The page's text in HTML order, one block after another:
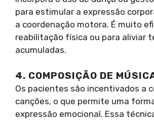
para estimular a expressão
a coordenação motora. É muito
reabilitação física ou para aliviar
acumuladas.
4. COMPOSIÇÃO DE
Os pacientes são incentivados a
canções, o que permite uma
expressão emocional. Essa